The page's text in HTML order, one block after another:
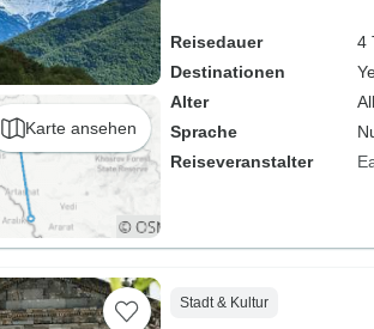
Karte ansehen
Reisedauer
4
Destinationen
Alter
Sprache
Reiseveranstalter
Stadt & Kultur